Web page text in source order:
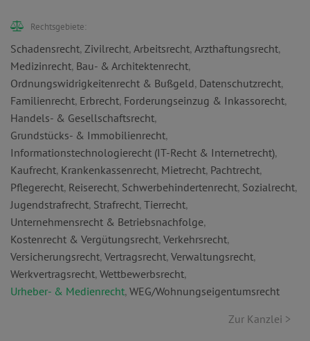
Rechtsgebiete:
Schadensrecht, Zivilrecht, Arbeitsrecht, Arzthaftungsrecht,
Medizinrecht, Bau- & Architektenrecht,
Ordnungswidrigkeitenrecht & Bußgeld, Datenschutzrecht,
Familienrecht, Erbrecht, Forderungseinzug & Inkassorecht,
Handels- & Gesellschaftsrecht,
Grundstücks- & Immobilienrecht,
Informationstechnologierecht (IT-Recht & Internetrecht),
Kaufrecht, Krankenkassenrecht, Mietrecht, Pachtrecht,
Pflegerecht, Reiserecht, Schwerbehindertenrecht, Sozialrecht,
Jugendstrafrecht, Strafrecht, Tierrecht,
Unternehmensrecht & Betriebsnachfolge,
Kostenrecht & Vergütungsrecht, Verkehrsrecht,
Versicherungsrecht, Vertragsrecht, Verwaltungsrecht,
Werkvertragsrecht, Wettbewerbsrecht,
Urheber- & Medienrecht, WEG/Wohnungseigentumsrecht
Zur Kanzlei >